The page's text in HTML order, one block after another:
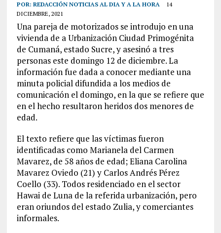
POR: REDACCIÓN NOTICIAS AL DIA Y A LA HORA
14
DICIEMBRE, 2021
Una pareja de motorizados se introdujo en una
vivienda de a Urbanización Ciudad Primogénita
de Cumaná, estado Sucre, y asesinó a tres
personas este domingo 12 de diciembre. La
información fue dada a conocer mediante una
minuta policial difundida a los medios de
comunicación el domingo, en la que se refiere que
en el hecho resultaron heridos dos menores de
edad.
El texto refiere que las víctimas fueron
identificadas como Marianela del Carmen
Mavarez, de 58 años de edad; Eliana Carolina
Mavarez Oviedo (21) y Carlos Andrés Pérez
Coello (33). Todos residenciado en el sector
Hawai de Luna de la referida urbanización, pero
eran oriundos del estado Zulia, y comerciantes
informales.